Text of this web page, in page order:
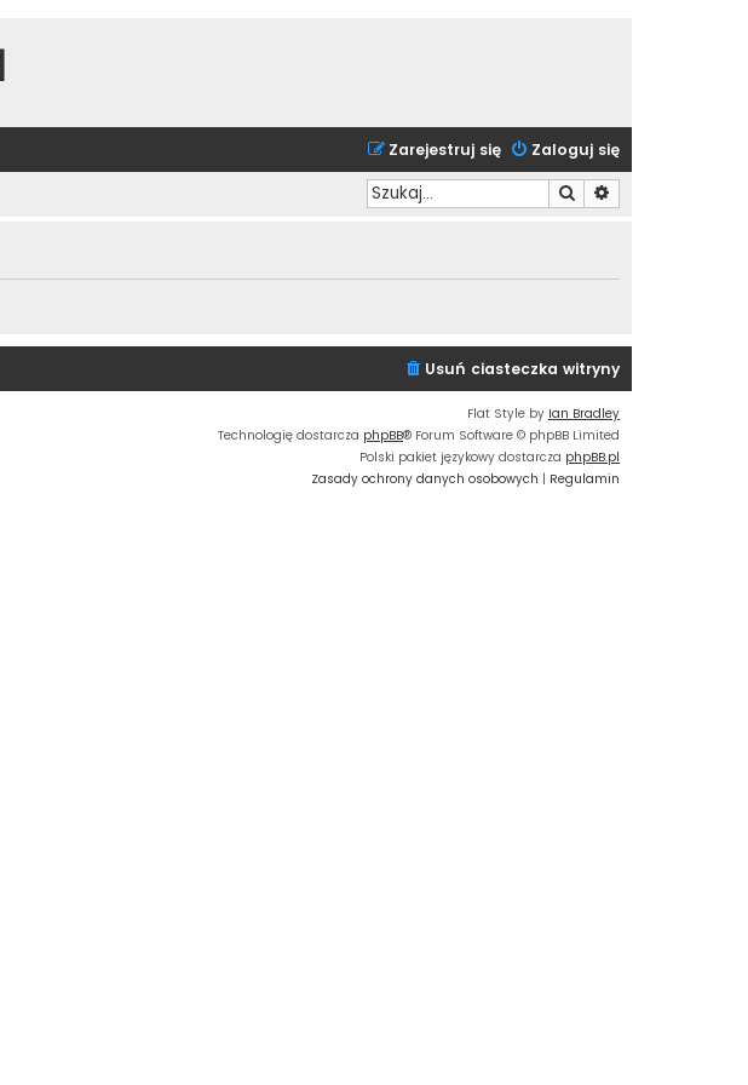
Zaloguj się
Zarejestruj się
Szukaj
Usuń ciasteczka witryny
Flat Style by Ian Bradley
Technologię dostarcza phpBB® Forum Software © phpBB Limited
Polski pakiet językowy dostarcza phpBB.pl
Zasady ochrony danych osobowych | Regulamin